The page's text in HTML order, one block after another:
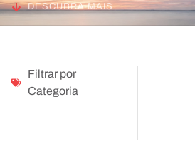
DESCUBRA MAIS
Filtrar por
Categoria